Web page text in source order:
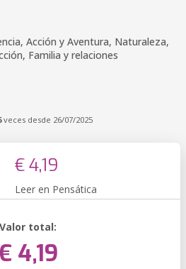
Acción y Aventura, Naturaleza,
Familia y relaciones
veces desde 26/07/2025
€ 4,19
Leer en Pensática
Valor total:
4,19